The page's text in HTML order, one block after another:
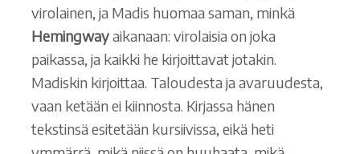
virolainen, ja Madis huomaa saman, minkä
Hemingwayaikanaan: virolaisia on joka
paikassa, ja kaikki he kirjoittavat jotakin.
Madiskin kirjoittaa. Taloudesta ja avaruudesta,
vaan ketään ei kiinnosta. Kirjassa hänen
tekstinsä esitetään kursiivissa, eikä heti